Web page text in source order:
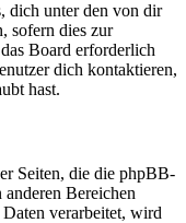
dich unter den von dir
sofern dies zur
Board erforderlich
dich kontaktieren,
hast.
Seiten, die die phpBB-
Bereichen
Daten verarbeitet, wird